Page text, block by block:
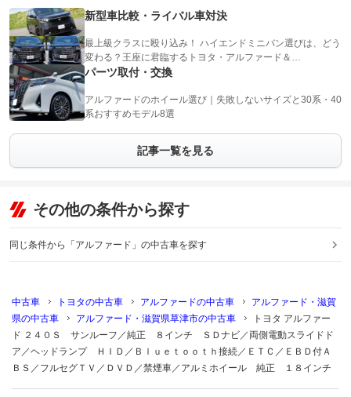
新型車比較・ライバル車対決
最上級クラスに殴り込み！ ハイエンドミニバン選びは、どう
変わる？王座に君臨するトヨタ・アルファード＆…
パーツ取付・交換
アルファードのホイール選び｜失敗しないサイズと30系・40
系おすすめモデル8選
記事一覧を見る
その他の条件から探す
同じ条件から「アルファード」の中古車を探す
中古車 トヨタの中古車 アルファードの中古車
アルファード・滋賀
県の中古車
アルファード・滋賀県草津市の中古車
トヨタ アルファー
ド ２４０Ｓ サンルーフ／純正 ８インチ ＳＤナビ／両側電動スライドド
ア／ヘッドランプ ＨＩＤ／Ｂｌｕｅｔｏｏｔｈ接続／ＥＴＣ／ＥＢＤ付Ａ
ＢＳ／フルセグＴＶ／ＤＶＤ／禁煙車／アルミホイール 純正 １８インチ